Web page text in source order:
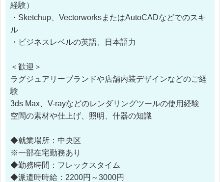
経験）
・Sketchup、VectorworksまたはAutoCADなどでのスキ
ル
・ビジネスレベルの英語、日本語力
＜歓迎＞
ラグジュアリーブランドや店舗内装デザインなどのご経
験
3ds Max、V-rayなどのレンダリングツールの使用経験
空間の素材や仕上げ、照明、什器の知識
◆就業場所：中央区
※一部在宅勤務あり
◆勤務時間：フレックスタイム
◆派遣時時給：2200円～3000円